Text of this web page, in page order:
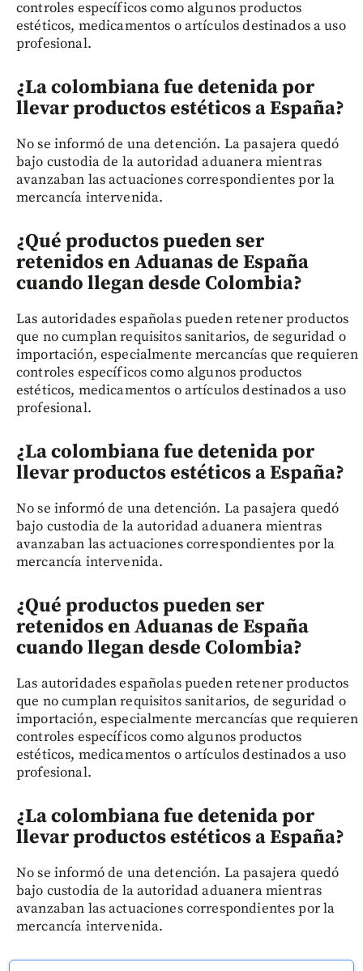
controles específicos como algunos productos
estéticos, medicamentos o artículos destinados a uso
profesional.
¿La colombiana fue detenida por
llevar productos estéticos a España?
No se informó de una detención. La pasajera quedó
bajo custodia de la autoridad aduanera mientras
avanzaban las actuaciones correspondientes por la
mercancía intervenida.
¿Qué productos pueden ser
retenidos en Aduanas de España
cuando llegan desde Colombia?
Las autoridades españolas pueden retener productos
que no cumplan requisitos sanitarios, de seguridad o
importación, especialmente mercancías que requieren
controles específicos como algunos productos
estéticos, medicamentos o artículos destinados a uso
profesional.
¿La colombiana fue detenida por
llevar productos estéticos a España?
No se informó de una detención. La pasajera quedó
bajo custodia de la autoridad aduanera mientras
avanzaban las actuaciones correspondientes por la
mercancía intervenida.
¿Qué productos pueden ser
retenidos en Aduanas de España
cuando llegan desde Colombia?
Las autoridades españolas pueden retener productos
que no cumplan requisitos sanitarios, de seguridad o
importación, especialmente mercancías que requieren
controles específicos como algunos productos
estéticos, medicamentos o artículos destinados a uso
profesional.
¿La colombiana fue detenida por
llevar productos estéticos a España?
No se informó de una detención. La pasajera quedó
bajo custodia de la autoridad aduanera mientras
avanzaban las actuaciones correspondientes por la
mercancía intervenida.